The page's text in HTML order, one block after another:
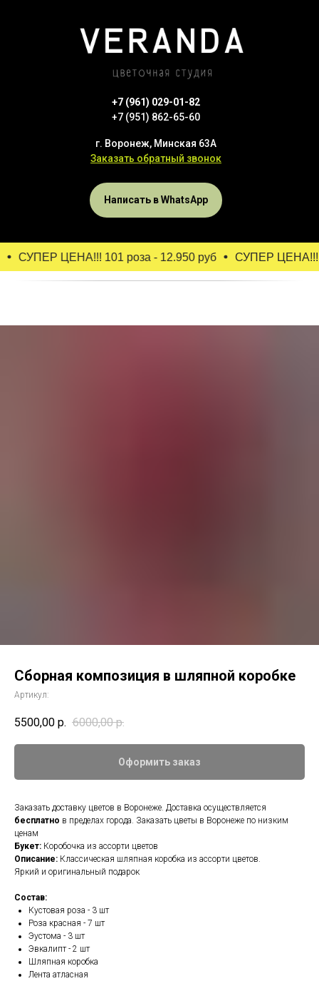
+7 (961) 029-01-82
+7 (951) 862-65-60
г. Воронеж, Минская 63А
Заказать обратный звонок
Написать в WhatsApp
СУПЕР ЦЕНА!!! 101 роза - 12.950 руб СУПЕР ЦЕНА!!!
Сборная композиция в шляпной коробке
Артикул:
5500,00 р. 6000,00 р.
Оформить заказ
Заказать доставку цветов в Воронеже. Доставка осуществляется
бесплатно в пределах города. Заказать цветы в Воронеже по низким
ценам
Букет: Коробочка из ассорти цветов
Описание: Классическая шляпная коробка из ассорти цветов.
Яркий и оригинальный подарок
Состав:
Кустовая роза - 3 шт
Роза красная - 7 шт
Эустома - 3 шт
Эвкалипт - 2 шт
Шляпная коробка
Лента атласная